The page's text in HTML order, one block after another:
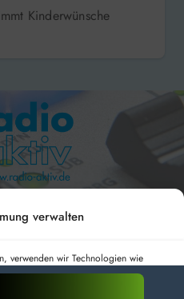
verwalten
verwenden wir Technologien wie
und/oder darauf zuzugreifen.
Kinderwünsche
– Bad Münder 107.2 –
9C